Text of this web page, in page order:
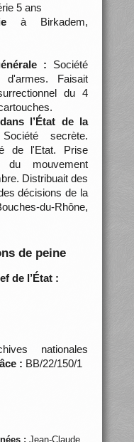
5 ans
à Birkadem,
: Société
d'armes. Faisait
du 4
l’État de la
secrète.
de l'Etat. Prise
du mouvement
Distribuait des
décisions de la
du-Rhône,
de peine
de l’État :
nationales
: BB/22/150/1
: Jean-Claude